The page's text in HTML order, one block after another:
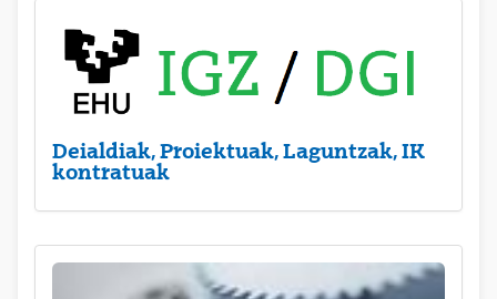
Deialdiak, Proiektuak, Laguntzak, IK
kontratuak